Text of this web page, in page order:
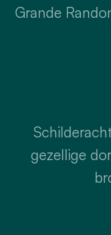
Grande
gezellige